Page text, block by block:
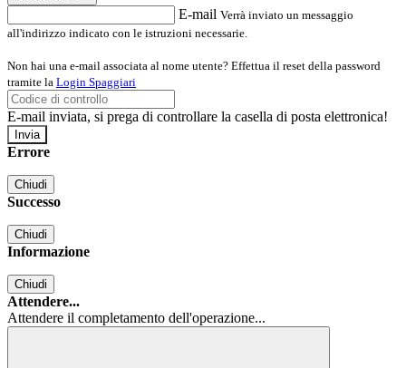
E-mail Verrà inviato un messaggio
all'indirizzo indicato con le istruzioni necessarie.
Non hai una e-mail associata al nome utente? Effettua il reset della password
tramite la Login Spaggiari
E-mail inviata, si prega di controllare la casella di posta elettronica!
Errore
Chiudi
Successo
Chiudi
Informazione
Chiudi
Attendere...
Attendere il completamento dell'operazione...